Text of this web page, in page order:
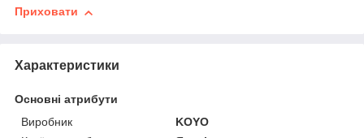
Приховати
Характеристики
Основні атрибути
Виробник
KOYO